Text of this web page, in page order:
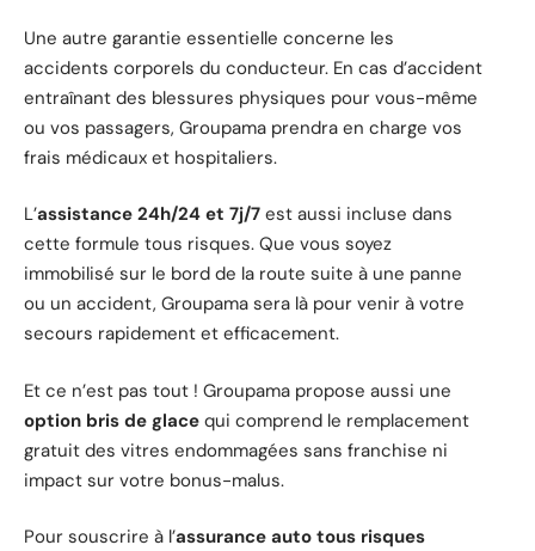
Une autre garantie essentielle concerne les
accidents corporels du conducteur. En cas d’accident
entraînant des blessures physiques pour vous-même
ou vos passagers, Groupama prendra en charge vos
frais médicaux et hospitaliers.
L’assistance 24h/24 et 7j/7 est aussi incluse dans
cette formule tous risques. Que vous soyez
immobilisé sur le bord de la route suite à une panne
ou un accident, Groupama sera là pour venir à votre
secours rapidement et efficacement.
Et ce n’est pas tout ! Groupama propose aussi une
option bris de glace qui comprend le remplacement
gratuit des vitres endommagées sans franchise ni
impact sur votre bonus-malus.
Pour souscrire à l’assurance auto tous risques